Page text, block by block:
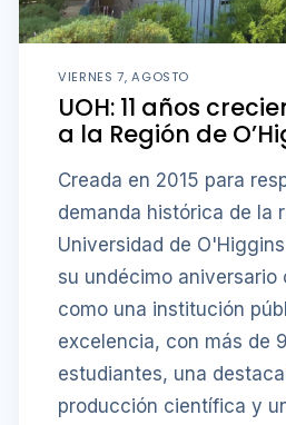
VIERNES 7, AGOSTO
UOH: 11 años
a la Región de
Creada en 2015 para
demanda histórica de la
Universidad de
su undécimo aniversario
como una institución
excelencia, con más de
estudiantes, una
producción científica y